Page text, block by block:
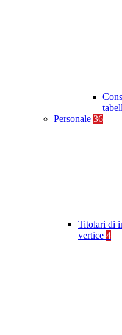
Personale 36
Titolari di
vertice 4